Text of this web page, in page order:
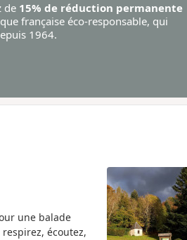
de 15% de réduction permanente
française éco-responsable, qui
1964.
une balade
écoutez,